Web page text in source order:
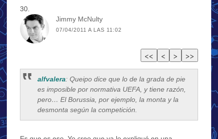
Jimmy McNulty
07/04/2011 A LAS 11:02
alfvalera: Queipo dice que lo de la grada de pie
es imposible por normativa UEFA, y tiene razón,
pero… El Borussia, por ejemplo, la monta y la
desmonta según la competición.